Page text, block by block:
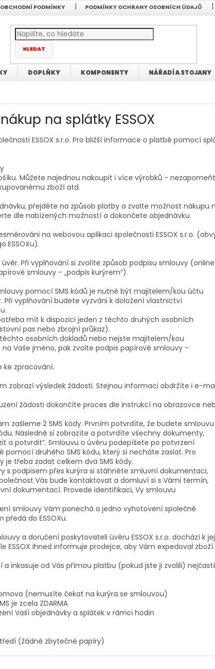
OBCHODNÍ PODMÍNKY PODMÍNKY OCHRANY OSOBNÍCH ÚDAJŮ
HLEDAT
DOPLŇKY KOMPONENTY NÁŘADÍ A STOJANY
na splátky ESSOX
ESSOX s.r.o. Pro bližší informace o platbě pomocí
Můžete najednou nakoupit i více výrobků -
zboží atd.
přejděte na způsob platby a zvolte možnost nákupu
dle nabízených možností a dokončete objednávku.
na webovou aplikaci společnosti ESSOX s.r.o.
ESSOXu).
Při vyplňování si zvolíte způsob podpisu smlouvy (online
smlouvy - „podpis kurýrem“).
pomocí SMS kódů je nutné být majitelem/kou účtu
Při vyplňování budete vyzváni k doložení vlastnictví
mít k dispozici jeden z těchto druhých osobních
pas nebo zbrojní průkaz).
osobních dokladů nebo nejste majitelem/kou
Vaše jméno, pak zvolte podpis papírové smlouvy -
ke zpracování.
zobrazí výsledek žádosti. Stejnou informaci obdržíte i e-
žádosti dokončíte proces dle instrukcí na obrazovce
zašleme 2 SMS kódy. Prvním potvrdíte, že budete smlouvu
Následně si zobrazíte a potvrdíte všechny dokumenty,
a potvrdit“. Smlouvu o úvěru podepíšete po potvrzení
pomocí druhého SMS kódu, který si necháte zaslat. Pro
je třeba zadat celkem dva SMS kódy.
s podpisem přes kurýra si stáhněte smluvní dokumentaci,
Vás bude kontaktovat a domluví si s Vámi termín,
dokumentací. Provede identifikaci, Vy smlouvu
smlouvy Vám ponechá a jedno vyhotovení společně
do ESSOXu.
a doručení poskytovateli úvěru ESSOX s.r.o. dochází k
ESSOX ihned informuje prodejce, aby Vám expedoval zboží.
a inkasuje od Vás přímou platbu (pokud jste ji zvolili)
(nemusíte čekat na kurýra se smlouvou)
je zcela ZDARMA
Vaší objednávky a splátek v rámci hodin
(žádné zbytečné papíry)